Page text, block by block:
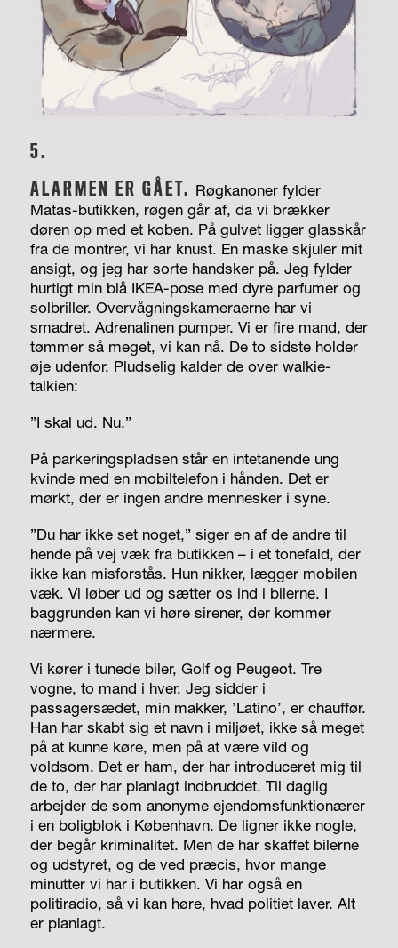
5.
ALARMEN ER GÅET. Røgkanoner fylder
Matas-­butikken, røgen går af, da vi brækker
døren op med et koben. På gulvet ligger glasskår
fra de montrer, vi har knust. En maske skjuler mit
ansigt, og jeg har sorte handsker på. Jeg fylder
hurtigt min blå IKEA-pose med dyre parfumer og
solbriller. Overvågnings­kameraerne har vi
smadret. Adrenalinen pumper. Vi er fire mand, der
tømmer så meget, vi kan nå. De to sidste holder
øje udenfor. Pludselig kalder de over walkie-
talkien:
”I skal ud. Nu.”
På parkeringspladsen står en intetanende ung
kvinde med en mobiltelefon i hånden. Det er
mørkt, der er ingen andre mennesker i syne.
”Du har ikke set noget,” siger en af de andre til
hende på vej væk fra butikken – i et tonefald, der
ikke kan misforstås. Hun nikker, lægger mobilen
væk. Vi løber ud og sætter os ind i bilerne. I
baggrunden kan vi høre sirener, der kommer
nærmere.
Vi kører i tunede biler, Golf og Peugeot. Tre
vogne, to mand i hver. Jeg sidder i
passagersædet, min makker, ’Latino’, er chauffør.
Han har skabt sig et navn i miljøet, ikke så meget
på at kunne køre, men på at være vild og
voldsom. Det er ham, der har introduceret mig til
de to, der har planlagt indbruddet. Til daglig
arbejder de som anonyme ejendomsfunktionærer
i en boligblok i København. De ligner ikke nogle,
der begår kriminalitet. Men de har skaffet bilerne
og udstyret, og de ved præcis, hvor mange
minutter vi har i butikken. Vi har også en
politiradio, så vi kan høre, hvad politiet laver. Alt
er planlagt.